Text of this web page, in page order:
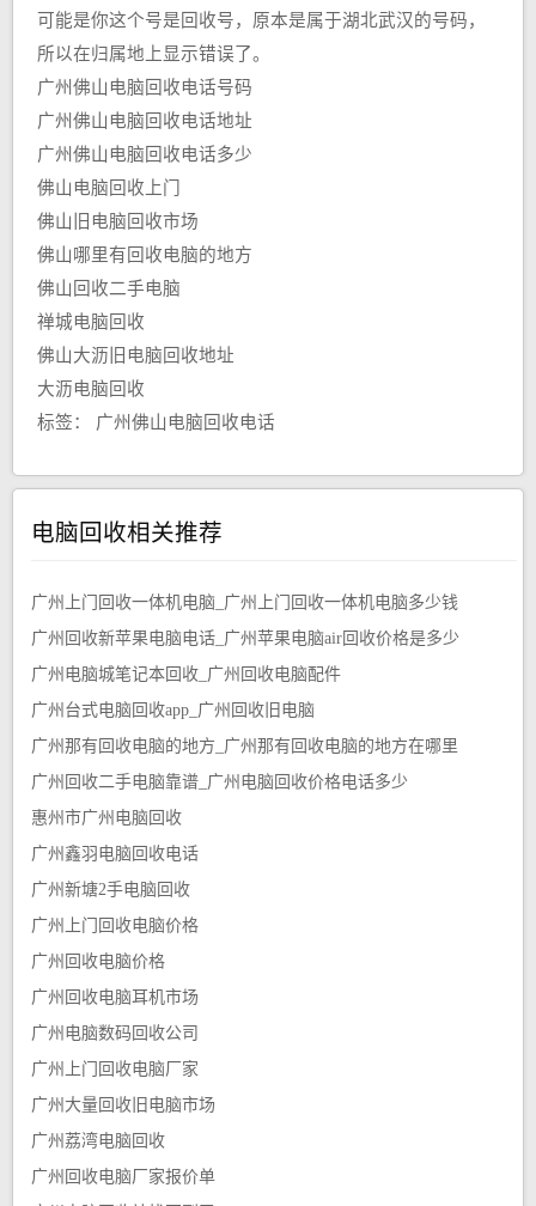
可能是你这个号是回收号，原本是属于湖北武汉的号码，
所以在归属地上显示错误了。
广州佛山电脑回收电话号码
广州佛山电脑回收电话地址
广州佛山电脑回收电话多少
佛山电脑回收上门
佛山旧电脑回收市场
佛山哪里有回收电脑的地方
佛山回收二手电脑
禅城电脑回收
佛山大沥旧电脑回收地址
大沥电脑回收
标签：
广州佛山电脑回收电话
电脑回收相关推荐
广州上门回收一体机电脑_广州上门回收一体机电脑多少钱
广州回收新苹果电脑电话_广州苹果电脑air回收价格是多少
广州电脑城笔记本回收_广州回收电脑配件
广州台式电脑回收app_广州回收旧电脑
广州那有回收电脑的地方_广州那有回收电脑的地方在哪里
广州回收二手电脑靠谱_广州电脑回收价格电话多少
惠州市广州电脑回收
广州鑫羽电脑回收电话
广州新塘2手电脑回收
广州上门回收电脑价格
广州回收电脑价格
广州回收电脑耳机市场
广州电脑数码回收公司
广州上门回收电脑厂家
广州大量回收旧电脑市场
广州荔湾电脑回收
广州回收电脑厂家报价单